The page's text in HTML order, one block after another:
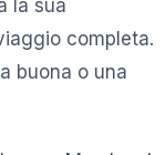
la sua
completa.
buona o una